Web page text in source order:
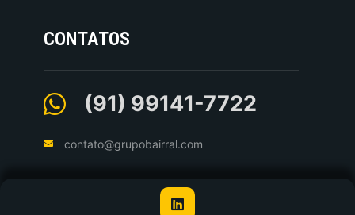
CONTATOS
(91) 99141-7722
contato@grupobairral.com